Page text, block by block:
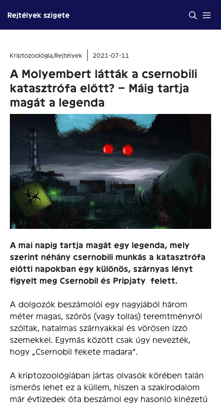
tartalomba
Rejtélyek szigete
Kriptozoológia,Rejtélyek 2021-07-11
A Molyembert látták a csernobili
katasztrófa előtt? – Máig tartja
magát a legenda
A mai napig tartja magát egy legenda, mely
szerint néhány csernobili munkás a katasztrófa
előtti napokban egy különös, szárnyas lényt
figyelt meg Csernobil és Pripjaty felett.
A dolgozók beszámolói egy nagyjából három
méter magas, szőrös (vagy tollas) teremtményről
szóltak, hatalmas szárnyakkal és vörösen izzó
szemekkel. Egymás között csak úgy nevezték,
hogy „Csernobil fekete madara”.
A kriptozoológiában jártas olvasók körében talán
ismerős lehet ez a küllem, hiszen a szakirodalom
már évtizedek óta beszámol egy hasonló kinézetű